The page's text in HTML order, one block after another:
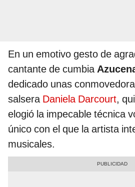
En un emotivo gesto de
cantante de cumbia
dedicado unas
salsera Daniela Darcourt,
elogió la impecable técnica
único con el que la artista
musicales.